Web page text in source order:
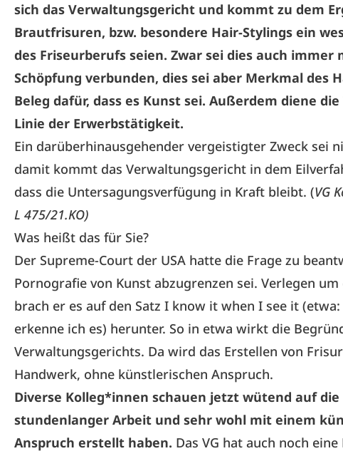
sich das Verwaltungsgericht und kommt zu dem
Brautfrisuren, bzw. besondere Hair-Stylings ein
des Friseurberufs seien. Zwar sei dies auch immer
Schöpfung verbunden, dies sei aber Merkmal des
Beleg dafür, dass es Kunst sei. Außerdem diene
Linie der Erwerbstätigkeit.
Ein darüberhinausgehender vergeistigter Zweck sei
damit kommt das Verwaltungsgericht in dem
dass die Untersagungsverfügung in Kraft bleibt. (VG
L 475/21.KO)
Was heißt das für Sie?
Der Supreme-Court der USA hatte die Frage zu
Pornografie von Kunst abzugrenzen sei. Verlegen
brach er es auf den Satz I know it when I see it
erkenne ich es) herunter. So in etwa wirkt die
Verwaltungsgerichts. Da wird das Erstellen von
Handwerk, ohne künstlerischen Anspruch.
Diverse Kolleg*innen schauen jetzt wütend auf
stundenlanger Arbeit und sehr wohl mit einem
Anspruch erstellt haben. Das VG hat auch noch